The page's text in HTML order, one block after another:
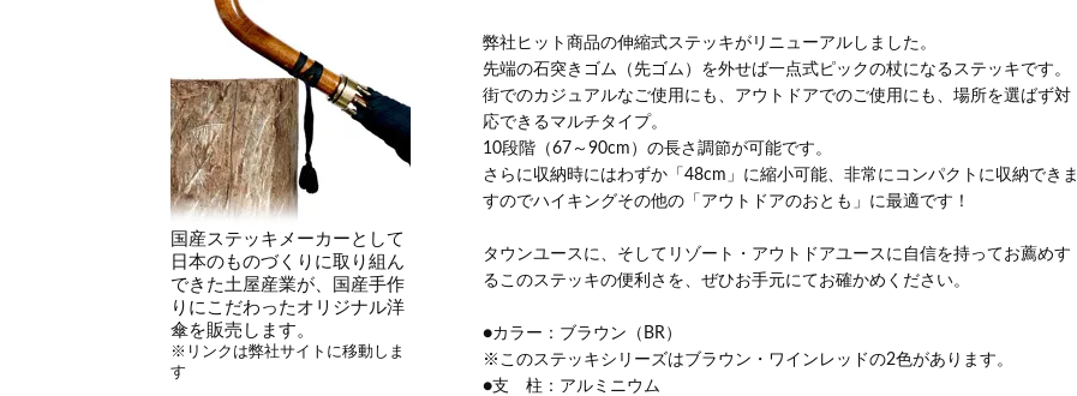
弊社ヒット商品の伸縮式ステッキがリニューアルしました。
先端の石突きゴム（先ゴム）を外せば一点式ピックの杖になるステッキです。
街でのカジュアルなご使用にも、アウトドアでのご使用にも、場所を選ばず対
応できるマルチタイプ。
10段階（67～90cm）の長さ調節が可能です。
さらに収納時にはわずか「48cm」に縮小可能、非常にコンパクトに収納できま
すのでハイキングその他の「アウトドアのおとも」に最適です！
タウンユースに、そしてリゾート・アウトドアユースに自信を持ってお薦めす
るこのステッキの便利さを、ぜひお手元にてお確かめください。
●カラー：ブラウン（BR）
※このステッキシリーズはブラウン・ワインレッドの2色があります。
●支 柱：アルミニウム
国産ステッキメーカーとして
日本のものづくりに取り組ん
できた土屋産業が、国産手作
りにこだわったオリジナル洋
傘を販売します。
※リンクは弊社サイトに移動しま
す